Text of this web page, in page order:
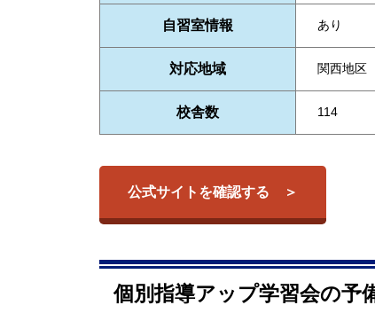
自習室情報 あり
対応地域 関西地区
校舎数 114
公式サイトを確認する
個別指導アップ学習会の予